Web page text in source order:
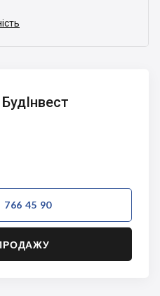
766 45 90